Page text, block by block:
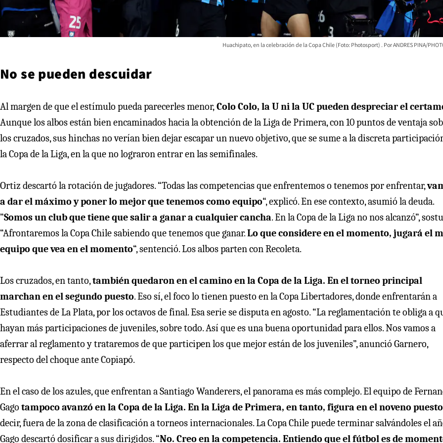
Huachipato, en la celebración de la Copa Chile (Foto: Photosport) ANDRES PINA/
No se pueden descuidar
Al margen de que el estímulo pueda parecerles menor,Colo Colo, la U ni la UC pueden despreciar el
Aunque los albos están bien encaminados hacia la obtención de la Liga de Primera, con 10 puntos de ventaja
los cruzados, sus hinchas no verían bien dejar escapar un nuevo objetivo, que se sume a la discreta
la Copa de la Liga, en la que no lograron entrar en las semifinales.
Ortiz descartó la rotación de jugadores. “Todas las competencias que enfrentemos o tenemos por enfrentar,
a dar el máximo y poner lo mejor que tenemos como equipo“, explicó. En ese contexto, asumió la deuda.
”Somos un club que tiene que salir a ganar a cualquier cancha. En la Copa de la Liga no nos alcanzó”,
“Afrontaremos la Copa Chile sabiendo que tenemos que ganar.Lo que considere en el momento, jugará el
equipo que vea en el momento“, sentenció. Los albos parten con Recoleta.
Los cruzados, en tanto,también quedaron en el camino en la Copa de la Liga. En el torneo principal
marchan en el segundo puesto. Eso sí, el foco lo tienen puesto en la Copa Libertadores, donde enfrentarán a
Estudiantes de La Plata, por los octavos de final. Esa serie se disputa en agosto. “La reglamentación te obliga a
hayan más participaciones de juveniles, sobre todo. Así que es una buena oportunidad para ellos. Nos vamos a
aferrar al reglamento y trataremos de que participen los que mejor están de los juveniles”, anunció Garnero,
respecto del choque ante Copiapó.
En el caso de los azules, que enfrentan a Santiago Wanderers, el panorama es más complejo. El equipo de
Gago tampoco avanzó en la Copa de la Liga. En la Liga de Primera, en tanto, figura en el noveno puesto
decir, fuera de la zona de clasificación a torneos internacionales. La Copa Chile puede terminar salvándoles el
Gago descartó dosificar a sus dirigidos. “No. Creo en la competencia. Entiendo que el fútbol es de